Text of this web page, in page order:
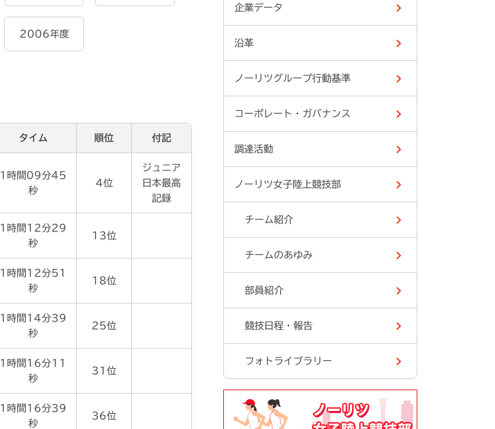
2006年度
タイム 順位 付記
1時間09分45
秒
4位
ジュニア
日本最高
記録
1時間12分29
秒
13位
1時間12分51
秒
18位
1時間14分39
秒
25位
1時間16分11
秒
31位
1時間16分39
秒
36位
企業データ
沿革
ノーリツグループ行動基準
コーポレート・ガバナンス
調達活動
ノーリツ女子陸上競技部
チーム紹介
チームのあゆみ
部員紹介
競技日程・報告
フォトライブラリー